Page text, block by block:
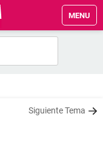
MENU
Siguiente Tema